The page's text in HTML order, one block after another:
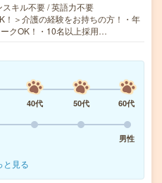
キル不要 / 英語力不要
！＞介護の経験をお持ちの方！・年
クOK！・10名以上採用…
40代 50代
60代
男性
と見る